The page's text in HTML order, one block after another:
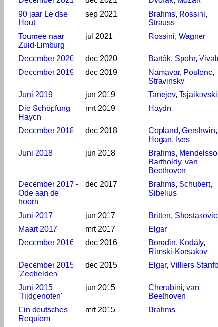
90 jaar Leidse
Hout
sep 2021 Brahms, Rossini,
Strauss
Tournee naar
Zuid-Limburg
jul 2021 Rossini, Wagner
December 2020 dec 2020 Bartók, Spohr,
December 2019
dec 2019 Namavar, Poulenc,
Stravinsky
Juni 2019
jun 2019 Tanejev, Tsjaikovski
Die Schöpfung –
Haydn
mrt 2019 Haydn
December 2018 dec 2018 Copland, Gershwin,
Hogan, Ives
Juni 2018
jun 2018 Brahms,
Bartholdy, van
Beethoven
December 2017 -
Ode aan de
hoorn
dec 2017 Brahms, Schubert,
Sibelius
Juni 2017 jun 2017 Britten,
Maart 2017
mrt 2017
Elgar
December 2016
dec 2016 Borodin, Kodály,
Rimski-Korsakov
December 2015
'Zeehelden'
dec 2015 Elgar, Villiers
Juni 2015
'Tijdgenoten'
jun 2015 Cherubini, van
Beethoven
Ein deutsches
Requiem
mrt 2015 Brahms